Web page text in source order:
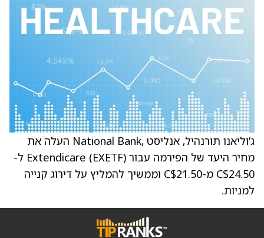
ג’וליאנו תורנהיל, אנליסט ,National Bank העלה את
מחיר היעד של הפירמה עבור Extendicare (EXETF) ל-
C$24.50 מ-C$21.50 וממשיך להמליץ על דירוג קנייה
למניות.